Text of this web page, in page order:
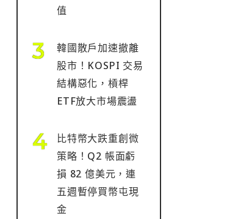
值
韓國散戶加速撤離
股市！KOSPI 交易
結構惡化，槓桿
ETF放大市場震盪
比特幣大跌重創微
策略！Q2 帳面虧
損 82 億美元，連
五週暫停買幣屯現
金